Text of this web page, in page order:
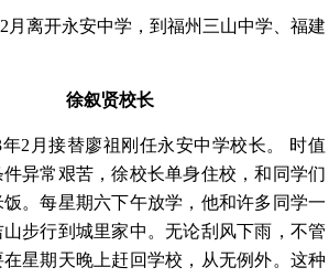
月离开永安中学，到福州三山中学、福建
徐叙贤校长
年2月接替廖祖刚任永安中学校长。 时值
异常艰苦，徐校长单身住校，和同学们
。每星期六下午放学，他和许多同学一
步行到城里家中。无论刮风下雨，不管
星期天晚上赶回学校，从无例外。这种